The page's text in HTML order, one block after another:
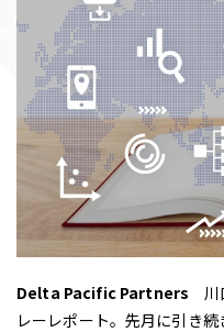
Delta Pacific Partners
レーレポート。先月に引き